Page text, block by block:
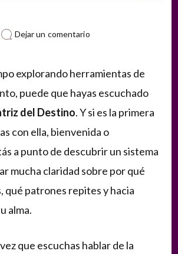
Dejar un comentarioen
arquetipos
la
Matriz
del
Destino:
luz
sombra
explorando herramientas de
puede que hayas escuchado
del Destino. Y si es la primera
con ella, bienvenida o
a punto de descubrir un sistema
mucha claridad sobre por qué
qué patrones repites y hacia
alma.
que escuchas hablar de la